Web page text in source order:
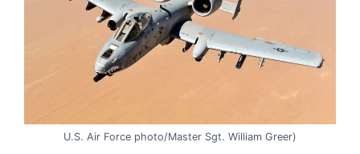
U.S. Air Force photo/Master Sgt. William Greer)